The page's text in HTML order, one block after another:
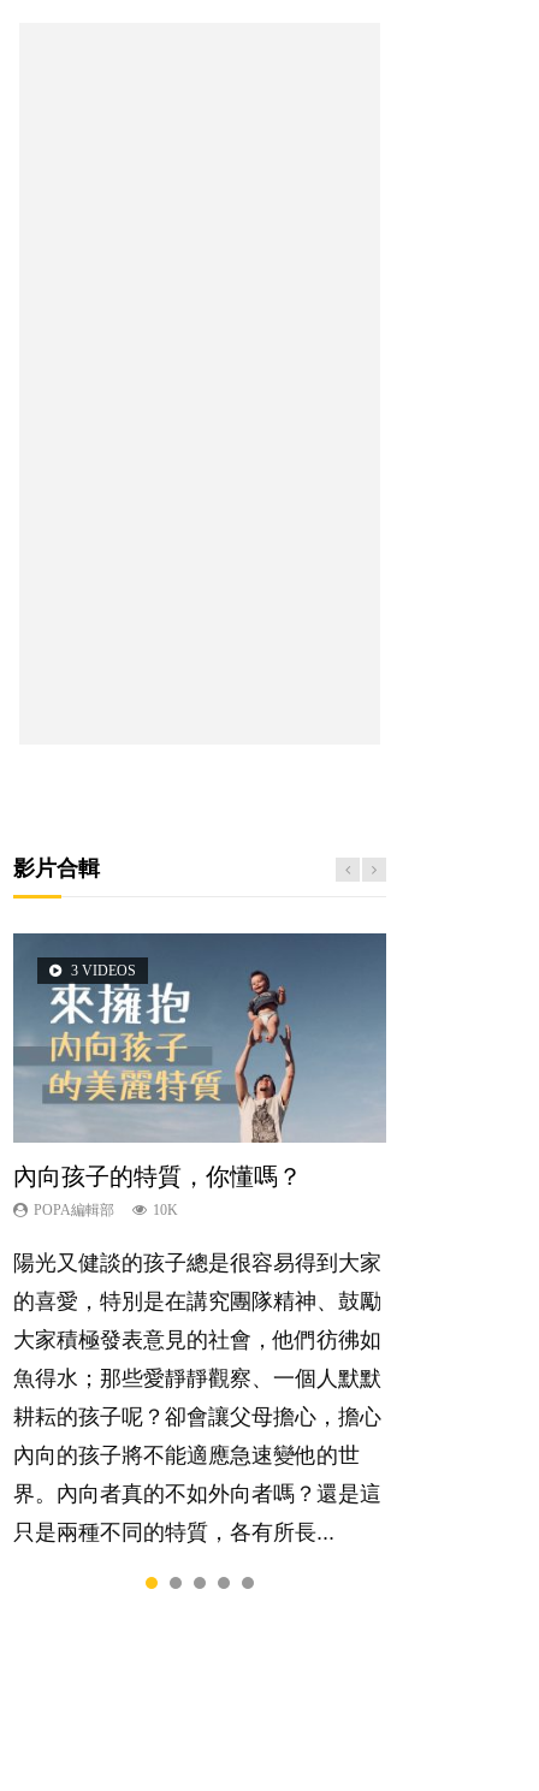
影片合輯
3 VIDEOS
內向孩子的特質，你懂嗎？
POPA編輯部 10K
陽光又健談的孩子總是很容易得到大家
的喜愛，特別是在講究團隊精神、鼓勵
大家積極發表意見的社會，他們彷彿如
魚得水；那些愛靜靜觀察、一個人默默
耕耘的孩子呢？卻會讓父母擔心，擔心
內向的孩子將不能適應急速變他的世
界。內向者真的不如外向者嗎？還是這
只是兩種不同的特質，各有所長...
6 VIDEOS
孩子能力天注定？
POPA編輯部 7.9K
很多父母都希望孩子係個「叻仔叻
女」，學業別太差，日常自理井井有
條。這樣的孩子是萬中無一，還是魚與
熊掌，不能兼得？...
6 VIDEOS
愛孩子也別忘了愛自己，父母如何
關顧自己的身心靈？
照顧孩子衣食住行、陪同兒女應對功課
測驗，還要陪玩製造親子時間，尚要處
理家中雜項要務……當父母的，有千百
個任務要做。可惜，有一樣重要至極
的，總被遺漏——關注自己的情緒和心
理健康。...
5 VIDEOS
夫妻必看！經營婚姻，沒捷徑
POPA編輯部 22.9K
你是不是也曾經以為只要跟相愛的人結
婚，就自然能走到白頭，但生了孩子卻
發現事情不如你所料？ 經營婚姻，不
如我們想像的簡單，卻也不是大家說得
那麼難。一起來認識婚姻的真相！...
2 VIDEOS
想孩子學好外語，點做好？
POPA編輯部 9.9K
有人話學多種語言越早開始越好，有人
卻說一時間太多語言，會令孩子感到混
淆，到底誰是誰非？聽聽專家怎樣說，
解開語言學習的迷思～...